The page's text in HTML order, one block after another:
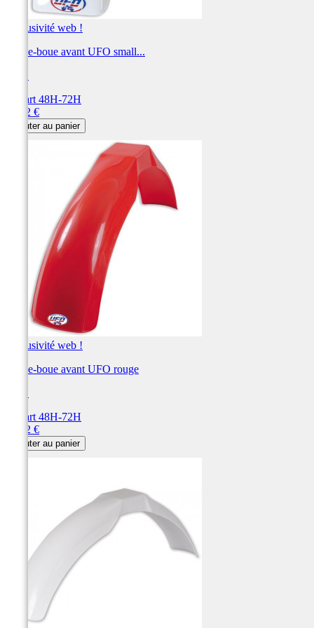
Exclusivité web !
Garde-boue avant UFO small...
Départ 48H-72H
64,92 €
Ajouter au panier
Exclusivité web !
Garde-boue avant UFO rouge
Départ 48H-72H
64,92 €
Ajouter au panier